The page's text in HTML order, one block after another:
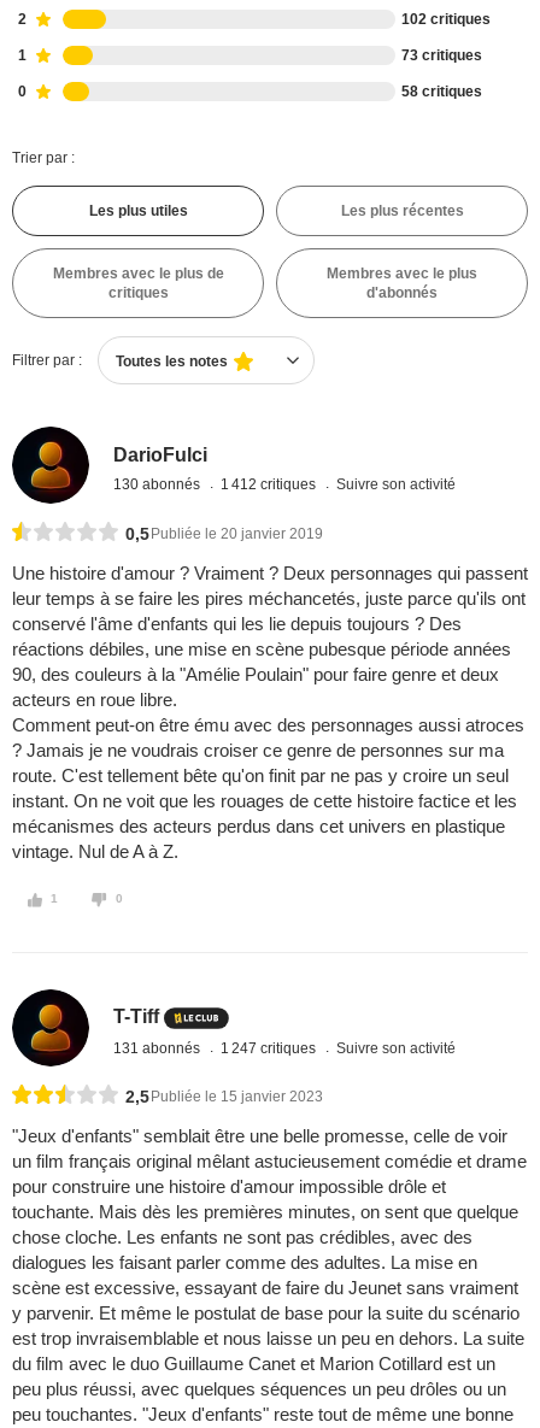
2 102 critiques
1 73 critiques
0 58 critiques
Trier par :
Les plus utiles Les plus récentes
Membres avec le plus de
critiques
Membres avec le plus
d'abonnés
Filtrer par : Toutes les notes
DarioFulci
130 abonnés 1 412 critiques Suivre son activité
0,5 Publiée le 20 janvier 2019
Une histoire d'amour ? Vraiment ? Deux personnages qui passent
leur temps à se faire les pires méchancetés, juste parce qu'ils ont
conservé l'âme d'enfants qui les lie depuis toujours ? Des
réactions débiles, une mise en scène pubesque période années
90, des couleurs à la "Amélie Poulain" pour faire genre et deux
acteurs en roue libre.
Comment peut-on être ému avec des personnages aussi atroces
? Jamais je ne voudrais croiser ce genre de personnes sur ma
route. C'est tellement bête qu'on finit par ne pas y croire un seul
instant. On ne voit que les rouages de cette histoire factice et les
mécanismes des acteurs perdus dans cet univers en plastique
vintage. Nul de A à Z.
1 0
T-Tiff
131 abonnés 1 247 critiques Suivre son activité
2,5 Publiée le 15 janvier 2023
"Jeux d'enfants" semblait être une belle promesse, celle de voir
un film français original mêlant astucieusement comédie et drame
pour construire une histoire d'amour impossible drôle et
touchante. Mais dès les premières minutes, on sent que quelque
chose cloche. Les enfants ne sont pas crédibles, avec des
dialogues les faisant parler comme des adultes. La mise en
scène est excessive, essayant de faire du Jeunet sans vraiment
y parvenir. Et même le postulat de base pour la suite du scénario
est trop invraisemblable et nous laisse un peu en dehors. La suite
du film avec le duo Guillaume Canet et Marion Cotillard est un
peu plus réussi, avec quelques séquences un peu drôles ou un
peu touchantes. "Jeux d'enfants" reste tout de même une bonne